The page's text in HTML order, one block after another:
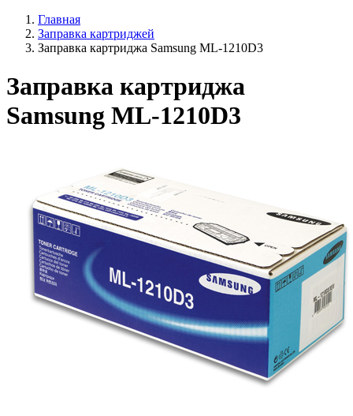
Главная
Заправка картриджей
Заправка картриджа Samsung ML-1210D3
Заправка картриджа
Samsung ML-1210D3